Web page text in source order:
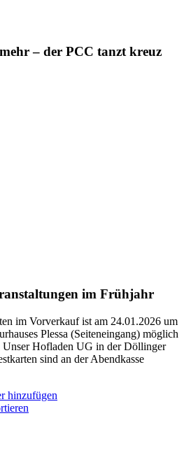
– der PCC tanzt kreuz
im Frühjahr
im Vorverkauf ist am 24.01.2026 um
Plessa (Seiteneingang) möglich
Unser Hofladen UG in der Döllinger
sind an der Abendkasse
hinzufügen